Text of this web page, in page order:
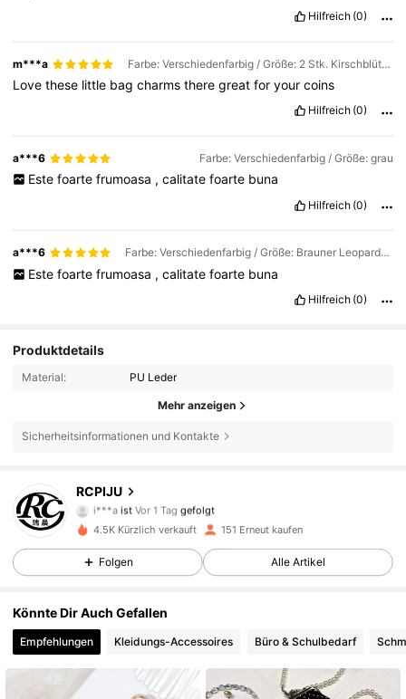
Hilfreich (0)
m***a Farbe: Verschiedenfarbig / Größe: 2 Stk. Kirschblütenrosa
Lovethese little bagcharmstheregreatforyourcoins
Hilfreich (0)
a***6 Farbe: Verschiedenfarbig / Größe: grau
Este foarte frumoasa , calitate foarte buna
Hilfreich (0)
a***6 Farbe: Verschiedenfarbig / Größe: Brauner Leopardenprint
Este foarte frumoasa , calitate foarte buna
Hilfreich (0)
Produktdetails
Material: PU Leder
Mehr anzeigen
Sicherheitsinformationen und Kontakte
RCPIJU
4,86
68 Follower
4,86
68 Follower
4,86 68 Follower
4,86 68 Follower
4,86 68 Follower
4,86 68 Follower
4,86 68 Follower
4.5K Kürzlich verkauft 151 Erneut kaufen
Folgen Alle Artikel
Könnte Dir Auch Gefallen
Empfehlungen Kleidungs-Accessoires Büro & Schulbedarf